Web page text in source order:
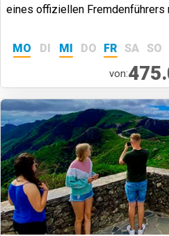
eines offiziellen Fremdenführers
MO
DI MI DO FR SA SO
von: